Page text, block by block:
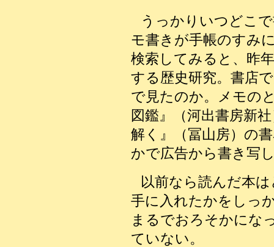
うっかりいつどこ
モ書きが手帳のすみ
検索してみると、昨
する歴史研究。書店
で見たのか。メモの
図鑑』（河出書房新
解く』（冨山房）の
かで広告から書き写
以前なら読んだ本
手に入れたかをしっ
まるでおろそかにな
ていない。